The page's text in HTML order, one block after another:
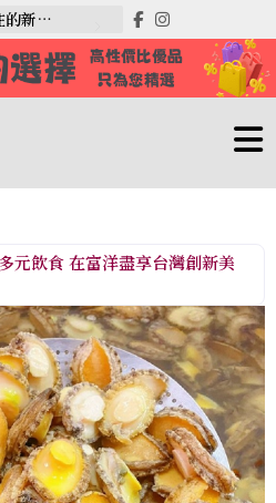
台灣運動產業有哪些值得關注的新趨勢？
元飲食 在富洋盡享台灣創新美